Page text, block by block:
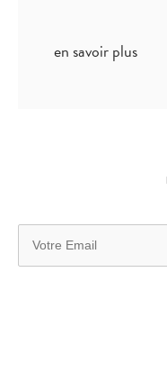
en savoir plus